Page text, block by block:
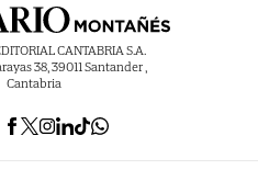
CANTABRIA S.A.
38, 39011 Santander ,
Cantabria